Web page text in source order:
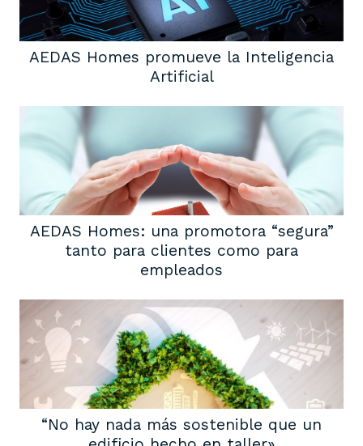
AEDAS Homes promueve la Inteligencia
Artificial
AEDAS Homes: una promotora “segura”
tanto para clientes como para
empleados
“No hay nada más sostenible que un